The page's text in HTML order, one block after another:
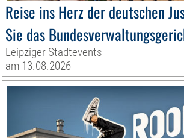
Reise ins Herz der deutschen
Sie das
Leipziger Stadtevents
am 13.08.2026